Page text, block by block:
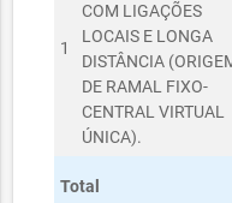
1
COM LIGAÇÕES
LOCAIS E LONGA
DISTÂNCIA
DE RAMAL FIXO-
CENTRAL VIRTUAL
ÚNICA).
Total